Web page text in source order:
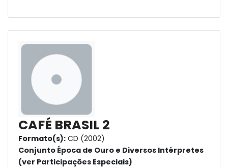
CAFÉ BRASIL 2
Formato(s): CD (2002)
Conjunto Época de Ouro e Diversos Intérpretes
(ver Participações Especiais)